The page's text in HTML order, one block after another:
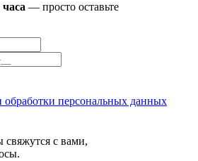
— просто оставьте
обработки персональных данных
с вами,